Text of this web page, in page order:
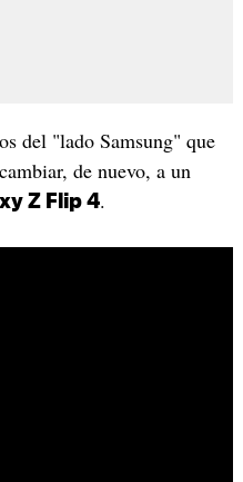
del "lado Samsung" que
de nuevo, a un
Z Flip 4.